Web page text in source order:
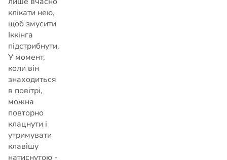
клікати нею,
щоб змусити
Іккінга
підстрибнути.
У момент,
коли він
знаходиться
в повітрі,
можна
повторно
клацнути і
утримувати
клавішу
натиснутою -